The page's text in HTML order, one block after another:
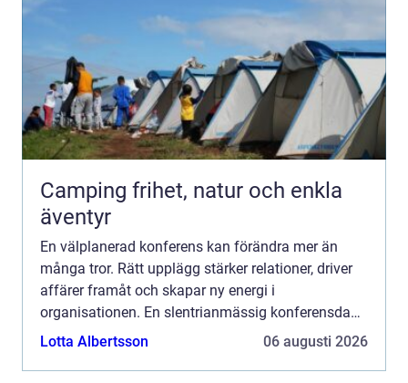
Camping frihet, natur och enkla
äventyr
En välplanerad konferens kan förändra mer än
många tror. Rätt upplägg stärker relationer, driver
affärer framåt och skapar ny energi i
organisationen. En slentrianmässig konferensdag
kan dä...
Lotta Albertsson 06 augusti 2026